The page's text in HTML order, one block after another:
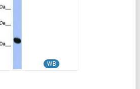
WB